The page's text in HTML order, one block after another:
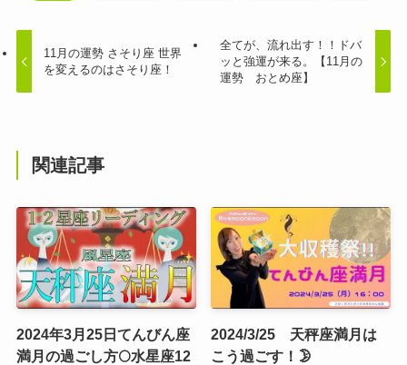
11月の運勢 さそり座 世界
を変えるのはさそり座！
全てが、流れ出す！！ドバ
ッと強運が来る。【11月の
運勢 おとめ座】
関連記事
2024年3月25日てんびん座
満月の過ごし方🌕水星座12
2024/3/25 天秤座満月は
こう過ごす！🌛